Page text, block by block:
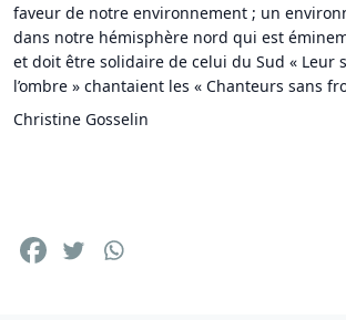
faveur de notre environnement ; un
dans notre hémisphère nord qui est
et doit être solidaire de celui du Sud « Leur
l’ombre » chantaient les « Chanteurs sans
Christine Gosselin